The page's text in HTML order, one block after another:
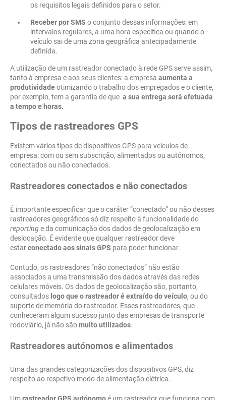
os requisitos legais definidos para o setor.
Receber por SMS o conjunto dessas informações: em
intervalos regulares, a uma hora específica ou quando o
veículo sai de uma zona geográfica antecipadamente
definida.
A utilização de um rastreador conectado à rede GPS serve assim,
tanto à empresa e aos seus clientes: a empresa aumenta a
produtividadeotimizando o trabalho dos empregados e o cliente,
por exemplo, tem a garantia de que a sua entrega será efetuada
a tempo e horas.
Tipos de rastreadores GPS
Existem vários tipos de dispositivos GPS para veículos de
empresa: com ou sem subscrição, alimentados ou autónomos,
conectados ou não conectados.
Rastreadores conectados e não conectados
É importante especificar que o caráter “conectado” ou não desses
rastreadores geográficos só diz respeito à funcionalidade do
reportinge da comunicação dos dados de geolocalização em
deslocação. É evidente que qualquer rastreador deve
estarconectado aos sinais GPS para poder funcionar.
Contudo, os rastreadores “não conectados” não estão
associados a uma transmissão dos dados através das redes
celulares móveis. Os dados de geolocalização são, portanto,
consultados logo que o rastreador é extraído do veículo, ou do
suporte de memória do rastreador. Esses rastreadores, que
conheceram algum sucesso junto das empresas de transporte
rodoviário, já não sãomuito utilizados.
Rastreadores autónomos e alimentados
Uma das grandes categorizações dos dispositivos GPS, diz
respeito ao respetivo modo de alimentação elétrica.